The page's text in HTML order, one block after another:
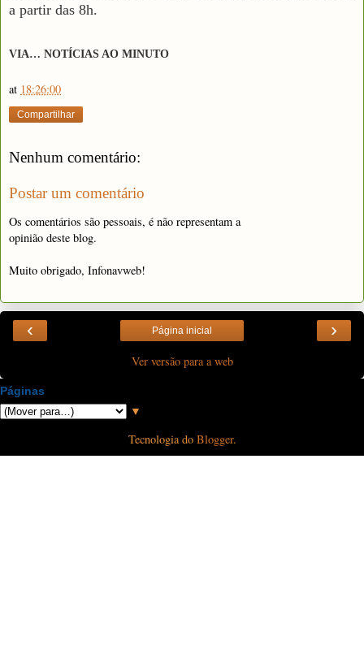
a partir das 8h.
VIA… NOTÍCIAS AO MINUTO
at 18:26:00
Compartilhar
Nenhum comentário:
Postar um comentário
Os comentários são pessoais, é não representam a
opinião deste blog.
Muito obrigado, Infonavweb!
‹ ›
Página inicial
Ver versão para a web
Páginas
▼
Tecnologia do Blogger.